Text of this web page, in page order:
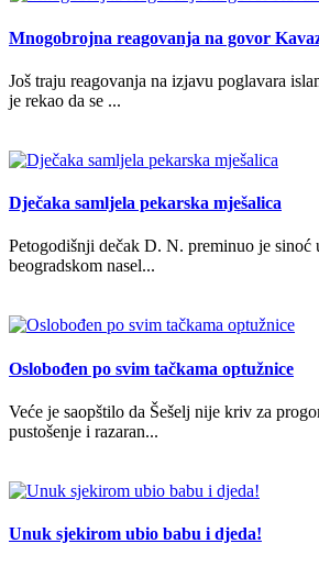
Mnogobrojna reagovanja na govor
Još traju reagovanja na izjavu poglavara
je rekao da se ...
Dječaka samljela pekarska mješalica
Petogodišnji dečak D. N. preminuo je sinoć
beogradskom nasel...
Oslobođen po svim tačkama optužnice
Veće je saopštilo da Šešelj nije kriv za
pustošenje i razaran...
Unuk sjekirom ubio babu i djeda!